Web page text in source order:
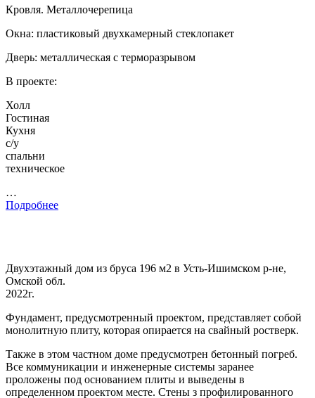
Кровля. Металлочерепица
Окна: пластиковый двухкамерный стеклопакет
Дверь: металлическая с терморазрывом
В проекте:
Холл
Гостиная
Кухня
с/у
спальни
техническое
…
Подробнее
Двухэтажный дом из бруса 196 м2 в Усть-Ишимском р-не,
Омской обл.
2022г.
Фундамент, предусмотренный проектом, представляет собой
монолитную плиту, которая опирается на свайный ростверк.
Также в этом частном доме предусмотрен бетонный погреб.
Все коммуникации и инженерные системы заранее
проложены под основанием плиты и выведены в
определенном проектом месте. Стены з профилированного